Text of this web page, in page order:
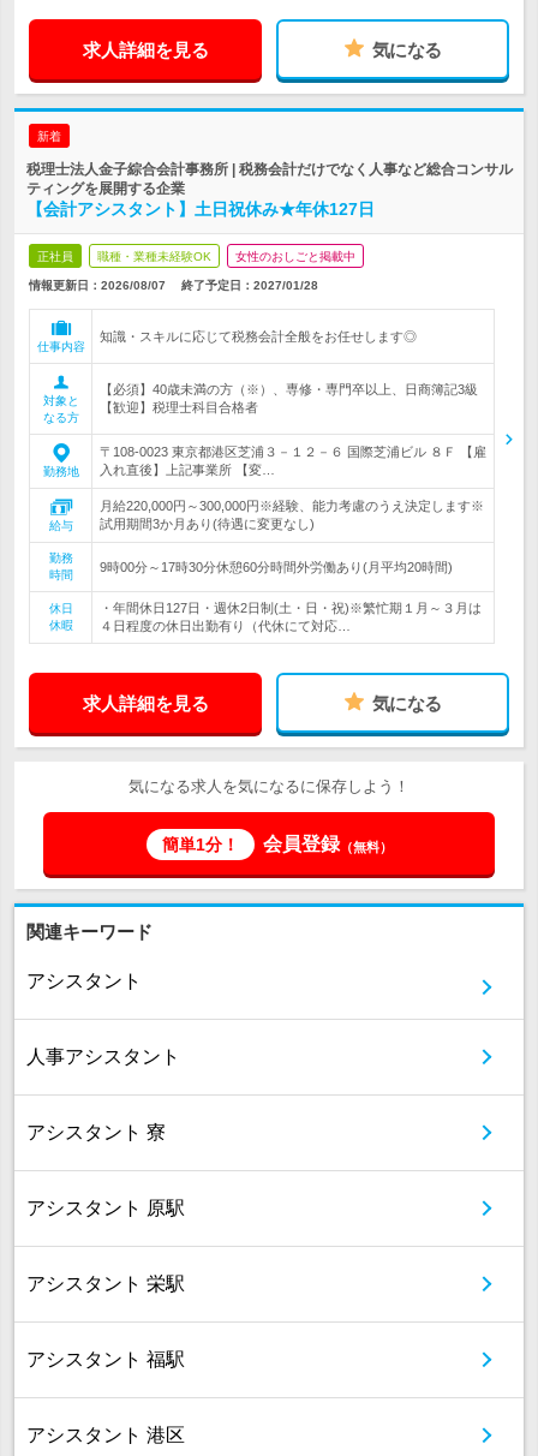
求人詳細を見る 気になる
新着
税理士法人金子綜合会計事務所 | 税務会計だけでなく人事など総合コンサル
ティングを展開する企業
【会計アシスタント】土日祝休み★年休127日
正社員 職種・業種未経験OK 女性のおしごと掲載中
情報更新日：2026/08/07 終了予定日： 2027/01/28
仕事内容
知識・スキルに応じて税務会計全般をお任せします◎
対象と
なる方
【必須】40歳未満の方（※）、専修・専門卒以上、日商簿記3級
【歓迎】税理士科目合格者
勤務地
〒108-0023 東京都港区芝浦３－１２－６ 国際芝浦ビル ８Ｆ 【雇
入れ直後】上記事業所 【変…
給与
月給220,000円～300,000円※経験、能力考慮のうえ決定します※
試用期間3か月あり(待遇に変更なし)
勤務
時間
9時00分～17時30分休憩60分時間外労働あり(月平均20時間)
休日
休暇
・年間休日127日・週休2日制(土・日・祝)※繁忙期１月～３月は
４日程度の休日出勤有り（代休にて対応…
求人詳細を見る 気になる
気になる求人を気になるに保存しよう！
簡単1分！ 会員登録（無料）
関連キーワード
アシスタント
人事アシスタント
アシスタント 寮
アシスタント 原駅
アシスタント 栄駅
アシスタント 福駅
アシスタント 港区